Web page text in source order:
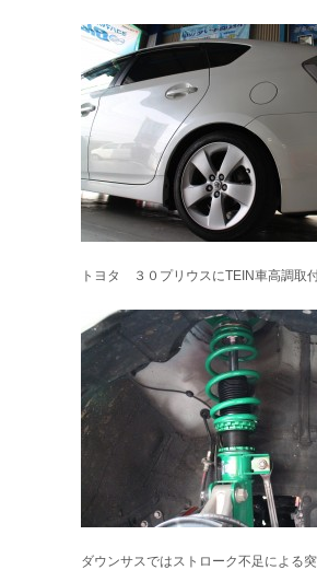
トヨタ ３０プリウスにTEIN車高調取付
ダウンサスではストローク不足による